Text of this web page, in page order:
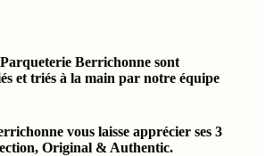
Berrichonne sont
et triés à la main par notre équipe
vous laisse apprécier ses 3
Original & Authentic.